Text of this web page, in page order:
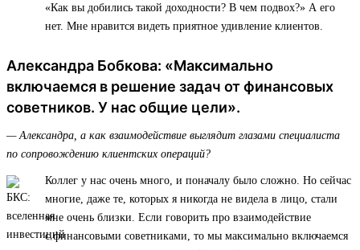
«Как вы добились такой доходности? В чем подвох?» А его
нет. Мне нравится видеть приятное удивление клиентов.
Александра Бобкова: «Максимально
включаемся в решение задач от финансовых
советников. У нас общие цели».
— Александра, а как взаимодействие выглядит глазами специалиста
по сопровождению клиентских операций?
Коллег у нас очень много, и поначалу было сложно. Но сейчас
многие, даже те, которых я никогда не видела в лицо, стали
мне очень близки. Если говорить про взаимодействие
с финансовыми советниками, то мы максимально включаемся